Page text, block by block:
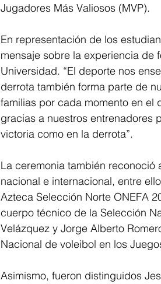
Jugadores Más Valiosos (MVP).
En representación de los
mensaje sobre la experiencia de
Universidad. “El deporte nos
derrota también forma parte de
familias por cada momento en el
gracias a nuestros entrenadores
victoria como en la derrota”.
La ceremonia también
nacional e internacional, entre
Azteca Selección Norte ONEFA
cuerpo técnico de la Selección
Velázquez y Jorge Alberto
Nacional de voleibol en los
Asimismo, fueron distinguidos